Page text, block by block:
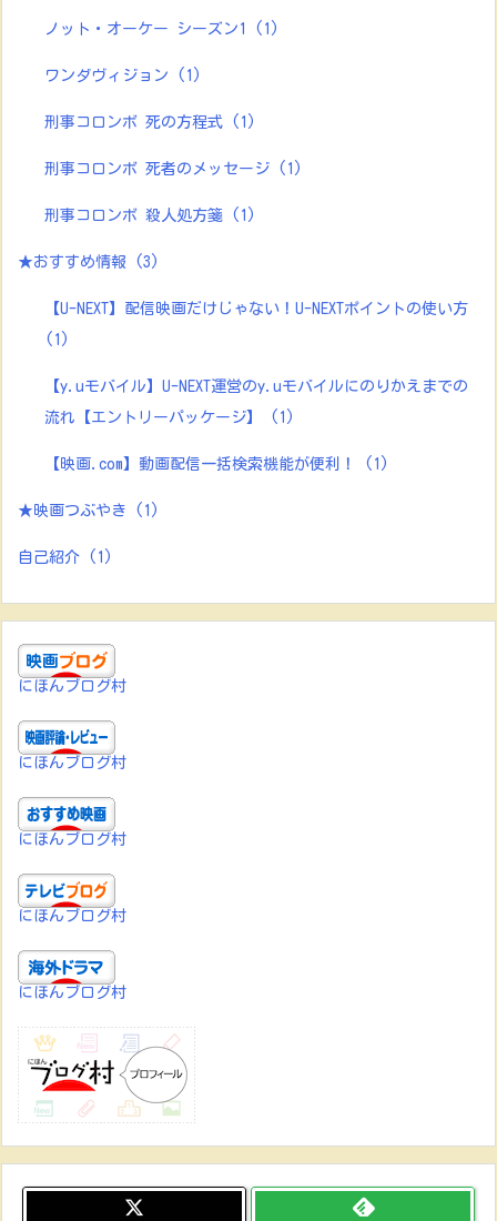
ノット・オーケー シーズン1 (1)
ワンダヴィジョン (1)
刑事コロンボ 死の方程式 (1)
刑事コロンボ 死者のメッセージ (1)
刑事コロンボ 殺人処方箋 (1)
★おすすめ情報 (3)
【U-NEXT】配信映画だけじゃない！U-NEXTポイントの使い方
(1)
【y.uモバイル】U-NEXT運営のy.uモバイルにのりかえまでの
流れ【エントリーパッケージ】
(1)
【映画.com】動画配信一括検索機能が便利！ (1)
★映画つぶやき (1)
自己紹介 (1)
にほんブログ村
にほんブログ村
にほんブログ村
にほんブログ村
にほんブログ村